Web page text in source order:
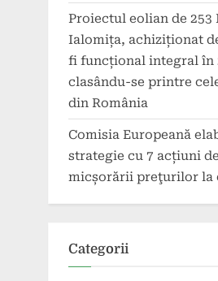
Proiectul eolian de 253
Ialomița, achiziționat
fi funcțional integral în
clasându-se printre
din România
Comisia Europeană
strategie cu 7 acțiuni
micșorării preţurilor la
Categorii